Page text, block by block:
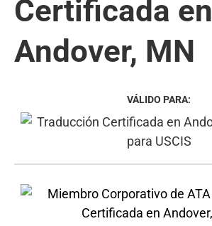
Certificada en
Andover, MN
VÁLIDO PARA: